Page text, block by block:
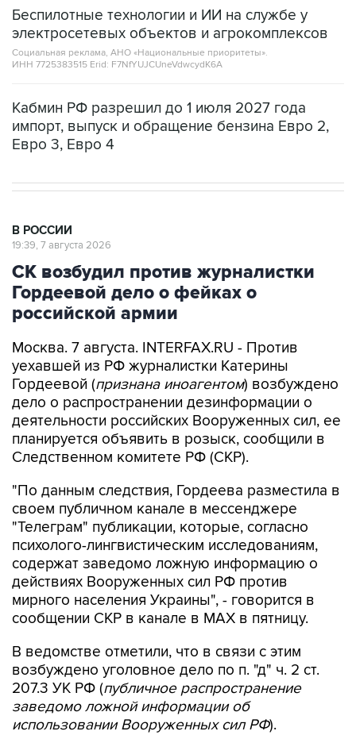
Беспилотные технологии и ИИ на службе у
электросетевых объектов и агрокомплексов
Социальная реклама, АНО «Национальные приоритеты».
ИНН 7725383515 Erid: F7NfYUJCUneVdwcydK6A
Кабмин РФ разрешил до 1 июля 2027 года
импорт, выпуск и обращение бензина Евро 2,
Евро 3, Евро 4
В РОССИИ
19:39, 7 августа 2026
СК возбудил против журналистки
Гордеевой дело о фейках о
российской армии
Москва. 7 августа. INTERFAX.RU - Против
уехавшей из РФ журналистки Катерины
Гордеевой (признана иноагентом) возбуждено
дело о распространении дезинформации о
деятельности российских Вооруженных сил, ее
планируется объявить в розыск, сообщили в
Следственном комитете РФ (СКР).
"По данным следствия, Гордеева разместила в
своем публичном канале в мессенджере
"Телеграм" публикации, которые, согласно
психолого-лингвистическим исследованиям,
содержат заведомо ложную информацию о
действиях Вооруженных сил РФ против
мирного населения Украины", - говорится в
сообщении СКР в канале в MAX в пятницу.
В ведомстве отметили, что в связи с этим
возбуждено уголовное дело по п. "д" ч. 2 ст.
207.3 УК РФ (публичное распространение
заведомо ложной информации об
использовании Вооруженных сил РФ).